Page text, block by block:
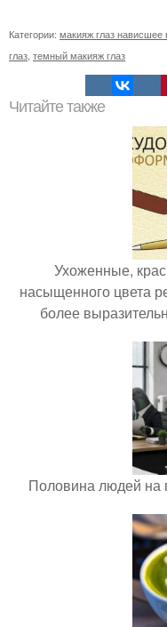
Категории: макияж глаз нависшее
глаз темный макияж глаз
Читайте также
Ухоженные,
насыщенного цвета
более
Половина людей на